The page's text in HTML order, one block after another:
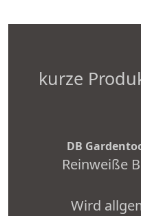
kurze
DB
Reinweiße
Wird